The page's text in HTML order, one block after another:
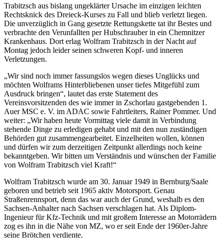
Trabitzsch aus bislang ungeklärter Ursache im einzigen leichten
Rechtsknick des Dreieck-Kurses zu Fall und blieb verletzt liegen.
Die unverzüglich in Gang gesetzte Rettungskette tat ihr Bestes und
verbrachte den Verunfallten per Hubschrauber in ein Chemnitzer
Krankenhaus. Dort erlag Wolfram Trabitzsch in der Nacht auf
Montag jedoch leider seinen schweren Kopf- und inneren
Verletzungen.
„Wir sind noch immer fassungslos wegen dieses Unglücks und
möchten Wolframs Hinterbliebenen unser tiefes Mitgefühl zum
Ausdruck bringen“, lautet das erste Statement des
Vereinsvorsitzenden des wie immer in Zschorlau gastgebenden 1.
Auer MSC e. V. im ADAC sowie Fahrtleiters, Rainer Pommer. Und
weiter: „Wir haben heute Vormittag viele damit in Verbindung
stehende Dinge zu erledigen gehabt und mit den nun zuständigen
Behörden gut zusammengearbeitet. Einzelheiten wollen, können
und dürfen wir zum derzeitigen Zeitpunkt allerdings noch keine
bekanntgeben. Wir bitten um Verständnis und wünschen der Familie
von Wolfram Trabitzsch viel Kraft!“
Wolfram Trabitzsch wurde am 30. Januar 1949 in Bernburg/Saale
geboren und betrieb seit 1965 aktiv Motorsport. Genau
Straßenrennsport, denn das war auch der Grund, weshalb es den
Sachsen-Anhalter nach Sachsen verschlagen hat. Als Diplom-
Ingenieur für Kfz-Technik und mit großem Interesse an Motorrädern
zog es ihn in die Nähe von MZ, wo er seit Ende der 1960er-Jahre
seine Brötchen verdiente.